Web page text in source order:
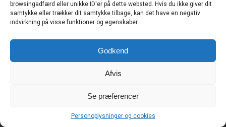
browsingadfærd eller unikke ID'er på dette websted. Hvis du ikke giver dit
samtykke eller trækker dit samtykke tilbage, kan det have en negativ
indvirkning på visse funktioner og egenskaber.
Godkend
Afvis
Se præferencer
Personoplysninger og cookies
CHECK-IN.DK er Skandinaviens førende digitale branchemedie
om luftfart og drives afTravelmedia Nordic ApS.
Ole Kirchert Christensen
Christian Granhøj Skouboe